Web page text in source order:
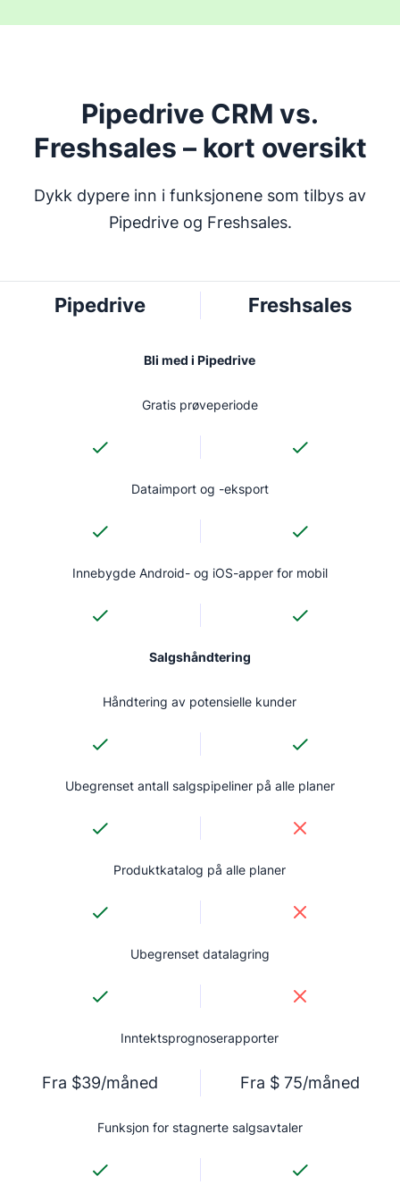
Pipedrive CRM vs.
Freshsales – kort oversikt
Dykk dypere inn i funksjonene som tilbys av
Pipedrive og Freshsales.
Pipedrive Freshsales
Bli med i Pipedrive
Gratis prøveperiode
Dataimport og -eksport
Innebygde Android- og iOS-apper for mobil
Salgshåndtering
Håndtering av potensielle kunder
Ubegrenset antall salgspipeliner på alle planer
Produktkatalog på alle planer
Ubegrenset datalagring
Inntektsprognoserapporter
Fra $39/måned Fra $ 75/måned
Funksjon for stagnerte salgsavtaler